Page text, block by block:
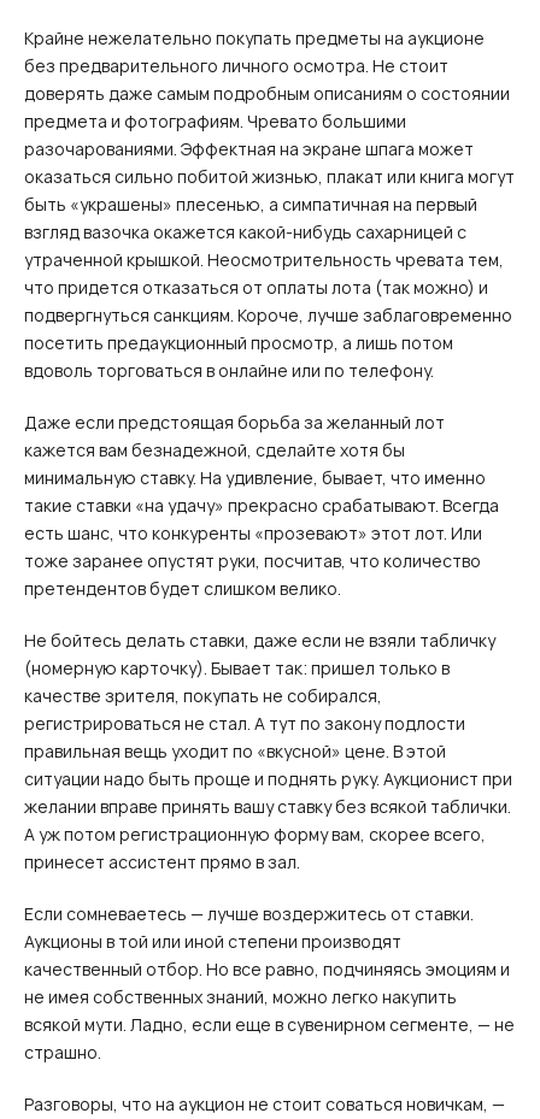
Крайне нежелательно покупать предметы на аукционе
без предварительного личного осмотра. Не стоит
доверять даже самым подробным описаниям о состоянии
предмета и фотографиям. Чревато большими
разочарованиями. Эффектная на экране шпага может
оказаться сильно побитой жизнью, плакат или книга могут
быть «украшены» плесенью, а симпатичная на первый
взгляд вазочка окажется какой-нибудь сахарницей с
утраченной крышкой. Неосмотрительность чревата тем,
что придется отказаться от оплаты лота (так можно) и
подвергнуться санкциям. Короче, лучше заблаговременно
посетить предаукционный просмотр, а лишь потом
вдоволь торговаться в онлайне или по телефону.
Даже если предстоящая борьба за желанный лот
кажется вам безнадежной, сделайте хотя бы
минимальную ставку. На удивление, бывает, что именно
такие ставки «на удачу» прекрасно срабатывают. Всегда
есть шанс, что конкуренты «прозевают» этот лот. Или
тоже заранее опустят руки, посчитав, что количество
претендентов будет слишком велико.
Не бойтесь делать ставки, даже если не взяли табличку
(номерную карточку). Бывает так: пришел только в
качестве зрителя, покупать не собирался,
регистрироваться не стал. А тут по закону подлости
правильная вещь уходит по «вкусной» цене. В этой
ситуации надо быть проще и поднять руку. Аукционист при
желании вправе принять вашу ставку без всякой таблички.
А уж потом регистрационную форму вам, скорее всего,
принесет ассистент прямо в зал.
Если сомневаетесь — лучше воздержитесь от ставки.
Аукционы в той или иной степени производят
качественный отбор. Но все равно, подчиняясь эмоциям и
не имея собственных знаний, можно легко накупить
всякой мути. Ладно, если еще в сувенирном сегменте, — не
страшно.
Разговоры, что на аукцион не стоит соваться новичкам, —